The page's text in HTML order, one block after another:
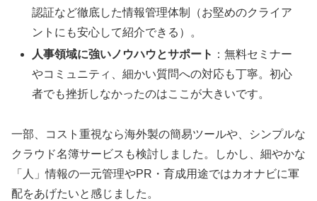
認証など徹底した情報管理体制（お堅めのクライア
ントにも安心して紹介できる）。
人事領域に強いノウハウとサポート ：無料セミナー
やコミュニティ、細かい質問への対応も丁寧。初心
者でも挫折しなかったのはここが大きいです。
一部、コスト重視なら海外製の簡易ツールや、シンプルな
クラウド名簿サービスも検討しました。しかし、細やかな
「人」情報の一元管理やPR・育成用途ではカオナビに軍
配をあげたいと感じました。